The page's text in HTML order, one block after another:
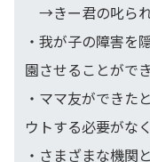
→きー君の叱られ
・我が子の障害を
園させることができ
・ママ友ができた
ウトする必要がな
・さまざまな機関